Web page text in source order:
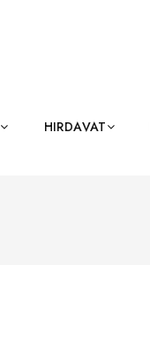
HIRDAVAT